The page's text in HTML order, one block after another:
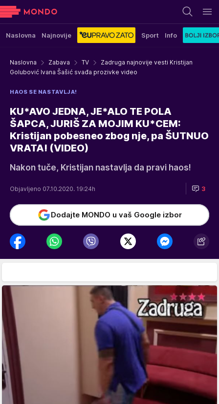
Naslovna Najnovije Sport Info
Naslovna Zabava TV
Zadruga najnovije vesti Kristijan
Golubović Ivana Šašić svađa prozivke video
HAOS SE NASTAVLJA!
KU*AVO JEDNA, JE*ALO TE POLA
ŠAPCA, JURIŠ ZA MOJIM KU*CEM:
Kristijan pobesneo zbog nje, pa ŠUTNUO
VRATA! (VIDEO)
Nakon tuče, Kristijan nastavlja da pravi haos!
Objavljeno 07.10.2020. 19:24h 3
Dodajte MONDO u vaš Google izbor